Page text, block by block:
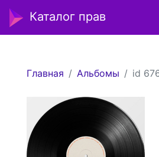
Каталог прав
Главная Альбомы id